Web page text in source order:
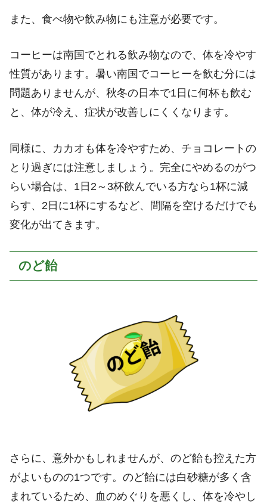
また、食べ物や飲み物にも注意が必要です。
コーヒーは南国でとれる飲み物なので、体を冷やす
性質があります。暑い南国でコーヒーを飲む分には
問題ありませんが、秋冬の日本で1日に何杯も飲む
と、体が冷え、症状が改善しにくくなります。
同様に、カカオも体を冷やすため、チョコレートの
とり過ぎには注意しましょう。完全にやめるのがつ
らい場合は、1日2～3杯飲んでいる方なら1杯に減
らす、2日に1杯にするなど、間隔を空けるだけでも
変化が出てきます。
のど飴
さらに、意外かもしれませんが、のど飴も控えた方
がよいものの1つです。のど飴には白砂糖が多く含
まれているため、血のめぐりを悪くし、体を冷やし